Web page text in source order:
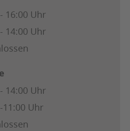
16:00 Uhr
14:00 Uhr
14:00 Uhr
11:00 Uhr